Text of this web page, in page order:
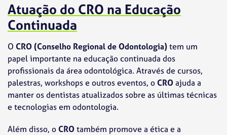
Atuação do CRO na Educação
Continuada
O CRO (Conselho Regional de Odontologia)tem um
papel importante na educação continuada dos
profissionais da área odontológica. Através de cursos,
palestras, workshops e outros eventos, oCROajuda a
manter os dentistas atualizados sobre as últimas técnicas
e tecnologias em odontologia.
Além disso, oCROtambém promove a ética e a